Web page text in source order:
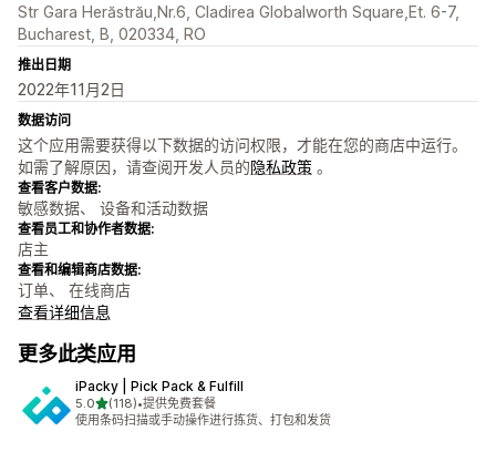
Str Gara Herăstrău,Nr.6, Cladirea Globalworth Square,Et. 6-7,
Bucharest, B, 020334, RO
推出日期
2022年11月2日
数据访问
这个应用需要获得以下数据的访问权限，才能在您的商店中运行。
如需了解原因，请查阅开发人员的隐私政策 。
查看客户数据:
敏感数据、 设备和活动数据
查看员工和协作者数据:
店主
查看和编辑商店数据:
订单、 在线商店
查看详细信息
更多此类应用
iPacky | Pick Pack & Fulfill
5.0星（满分 5 星）
(118)
总共 118 条评论
•提供免费套餐
使用条码扫描或手动操作进行拣货、打包和发货